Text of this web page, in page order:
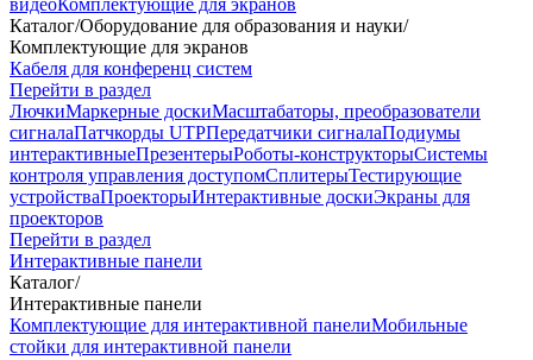
видеоКомплектующие для экранов
Каталог/Оборудование для образования и науки/
Комплектующие для экранов
Кабеля для конференц систем
Перейти в раздел
ЛючкиМаркерные доскиМасштабаторы, преобразователи
сигналаПатчкорды UTPПередатчики сигналаПодиумы
интерактивныеПрезентерыРоботы-конструкторыСистемы
контроля управления доступомСплитерыТестирующие
устройстваПроекторыИнтерактивные доскиЭкраны для
проекторов
Перейти в раздел
Интерактивные панели
Каталог/
Интерактивные панели
Комплектующие для интерактивной панелиМобильные
стойки для интерактивной панели